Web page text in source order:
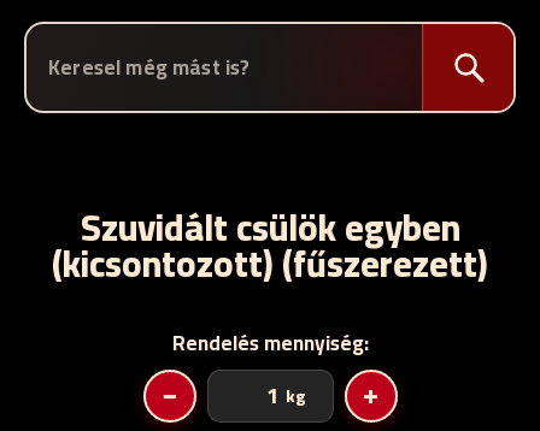
Szuvidált csülök egyben
(kicsontozott) (fűszerezett)
Rendelés mennyiség:
Szuvidált
csülök
− kg +